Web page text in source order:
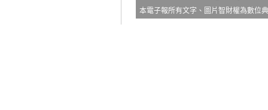
本電子報所有文字、圖片智財權為數位